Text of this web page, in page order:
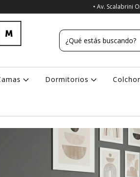
• Av. Scalabrini
Dormitorios